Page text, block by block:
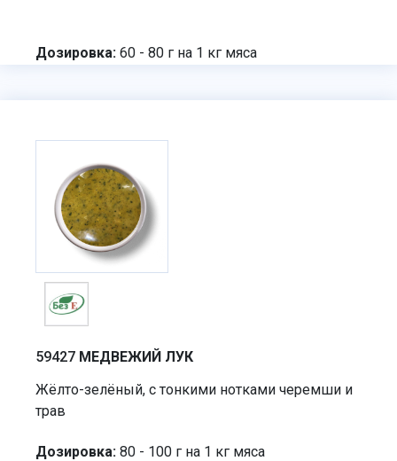
Дозировка: 60 - 80 г на 1 кг мяса
59427 МЕДВЕЖИЙ ЛУК
Жёлто-зелёный, с тонкими нотками черемши и
трав
Дозировка: 80 - 100 г на 1 кг мяса